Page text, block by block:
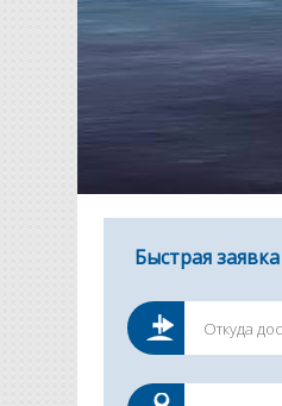
Быстрая заявка